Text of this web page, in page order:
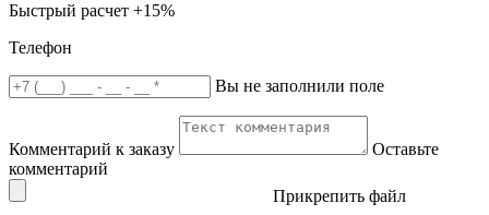
Быстрый расчет +15%
Телефон
Вы не заполнили поле
Комментарий к заказу
Оставьте
комментарий
Прикрепить файл